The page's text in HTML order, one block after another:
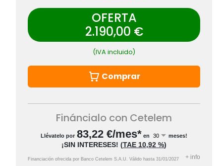
OFERTA
2.190,00 €
(IVA incluido)
Comprar
Fináncialo con Cetelem
Llévatelo por 83,22 €/mes* en meses!
¡SIN INTERESES! (TAE 10,92 %)
Financiación ofrecida por Banco Cetelem S.A.U. Válido hasta 31/01/2027 + info